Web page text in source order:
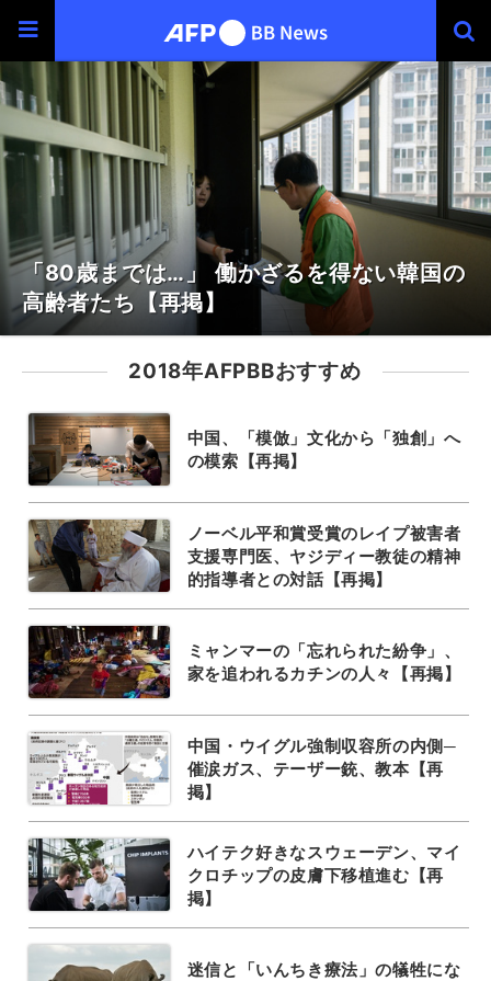
「80歳までは…」 働かざるを得ない韓国の
高齢者たち【再掲】
2018年AFPBBおすすめ
中国、「模倣」文化から「独創」へ
の模索【再掲】
ノーベル平和賞受賞のレイプ被害者
支援専門医、ヤジディー教徒の精神
的指導者との対話【再掲】
ミャンマーの「忘れられた紛争」、
家を追われるカチンの人々【再掲】
中国・ウイグル強制収容所の内側─
催涙ガス、テーザー銃、教本【再
掲】
ハイテク好きなスウェーデン、マイ
クロチップの皮膚下移植進む【再
掲】
迷信と「いんちき療法」の犠牲にな